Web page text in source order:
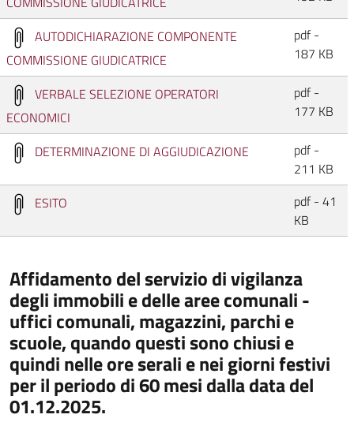
AUTODICHIARAZIONE COMPONENTE
COMMISSIONE GIUDICATRICE
pdf -
187 KB
VERBALE SELEZIONE OPERATORI
ECONOMICI
pdf -
177 KB
DETERMINAZIONE DI AGGIUDICAZIONE
pdf -
211 KB
ESITO
pdf - 41
KB
Affidamento del servizio di vigilanza
degli immobili e delle aree comunali -
uffici comunali, magazzini, parchi e
scuole, quando questi sono chiusi e
quindi nelle ore serali e nei giorni festivi
per il periodo di 60 mesi dalla data del
01.12.2025.